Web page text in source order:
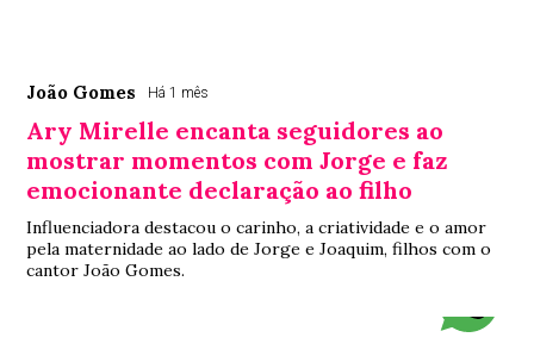
João Gomes Há 1 mês
Ary Mirelle encanta seguidores ao
mostrar momentos com Jorge e faz
emocionante declaração ao filho
Influenciadora destacou o carinho, a criatividade e o amor
pela maternidade ao lado de Jorge e Joaquim, filhos com o
cantor João Gomes.